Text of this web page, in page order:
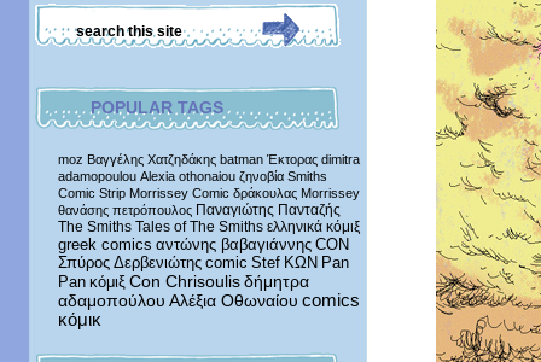
POPULAR TAGS
moz Βαγγέλης Χατζηδάκης batman Έκτορας dimitra
adamopoulou Alexia othonaiou ζηνοβία Smiths
Comic Strip Morrissey Comic δράκουλας Morrissey
θανάσης πετρόπουλος Παναγιώτης Πανταζής
The Smiths Tales of The Smiths ελληνικά κόμιξ
greek comics αντώνης βαβαγιάννης CON
Σπύρος Δερβενιώτης comic Stef ΚΩΝ Pan
Pan κόμιξ Con Chrisoulis δήμητρα
αδαμοπούλου Αλέξια Οθωναίου comics
κόμικ